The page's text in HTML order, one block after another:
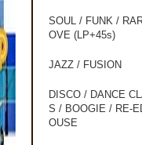
SOUL / FUNK /
OVE (LP+45s)
JAZZ / FUSION
DISCO / DANCE
S / BOOGIE / RE-
OUSE